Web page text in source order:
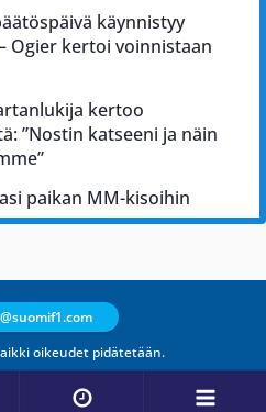
käynnistyy
Ogier kertoi voinnistaan
kertoo
”Nostin katseeni ja näin
paikan MM-kisoihin
oikeudet pidätetään.